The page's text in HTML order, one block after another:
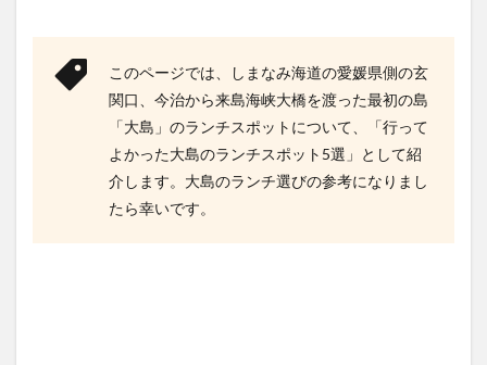
このページでは、しまなみ海道の愛媛県側の玄
関口、今治から来島海峡大橋を渡った最初の島
「大島」のランチスポットについて、「行って
よかった大島のランチスポット5選」として紹
介します。大島のランチ選びの参考になりまし
たら幸いです。